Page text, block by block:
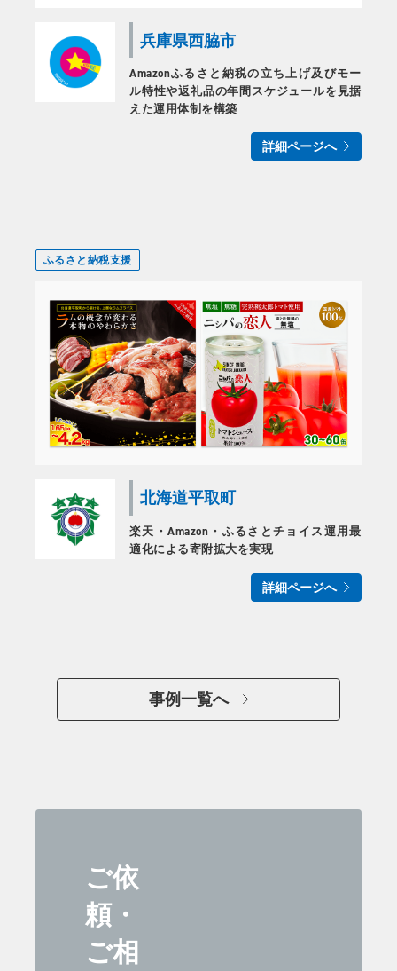
兵庫県西脇市
Amazonふるさと納税の立ち上げ及びモー
ル特性や返礼品の年間スケジュールを見据
えた運用体制を構築
詳細ページへ
ふるさと納税支援
北海道平取町
楽天・Amazon・ふるさとチョイス運用最
適化による寄附拡大を実現
詳細ページへ
事例一覧へ
ご依
頼・
ご相